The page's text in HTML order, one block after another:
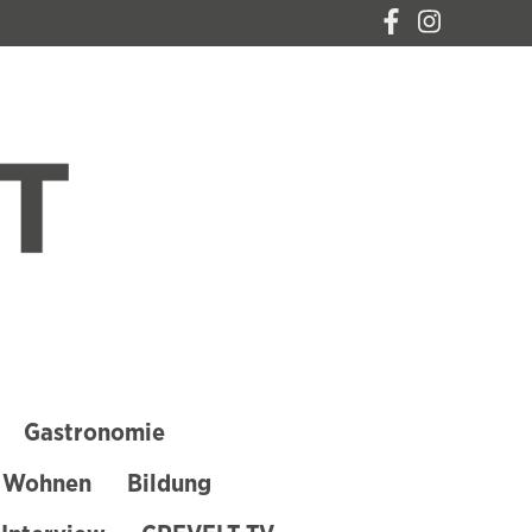
Gastronomie
Wohnen Bildung